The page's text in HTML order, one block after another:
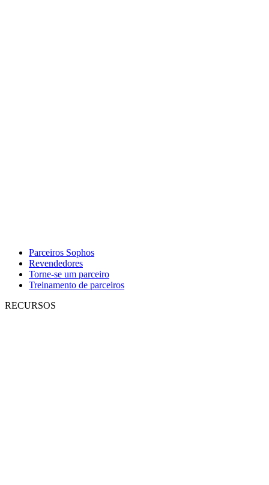
Parceiros Sophos
Revendedores
Torne-se um parceiro
Treinamento de parceiros
RECURSOS